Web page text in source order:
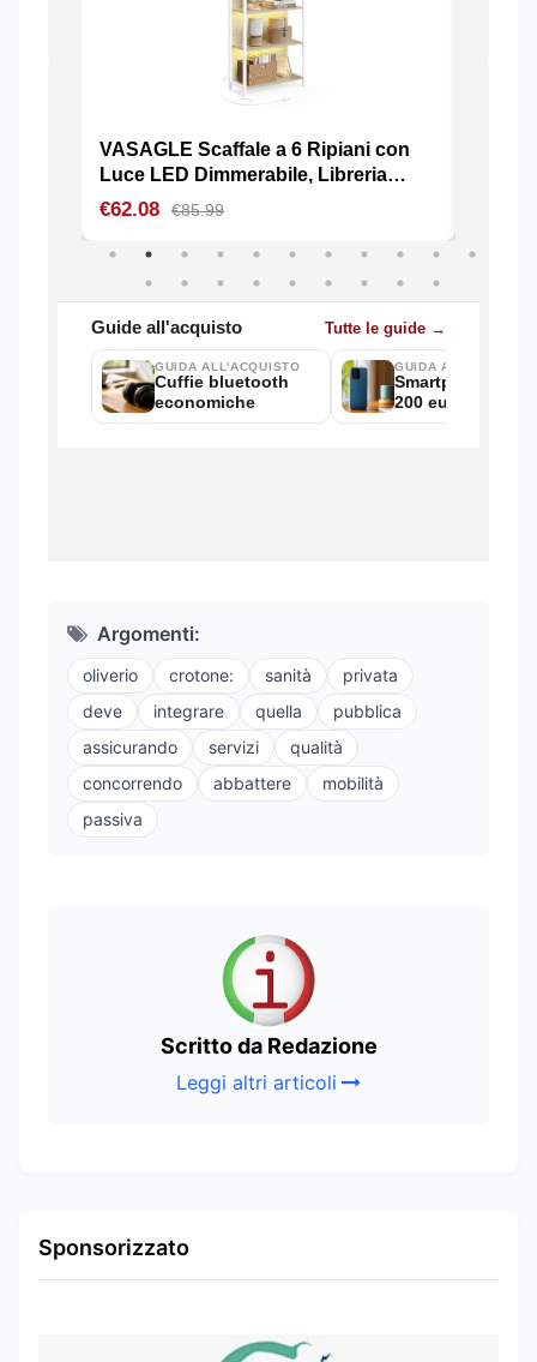
Argomenti:
oliverio crotone: sanità
privata
deve
integrare quella
pubblica
assicurando
servizi
qualità
concorrendo
abbattere
mobilità
passiva
Scritto da Redazione
Leggi altri articoli
Sponsorizzato